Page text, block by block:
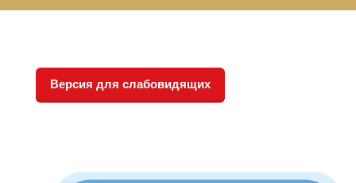
Версия для слабовидящих